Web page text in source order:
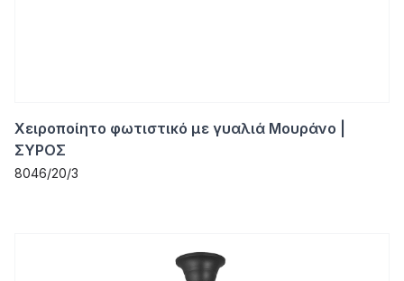
Χειροποίητο φωτιστικό με γυαλιά Μουράνο |
ΣΥΡΟΣ
8046/20/3